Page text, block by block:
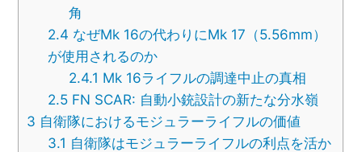
角
2.4 なぜMk 16の代わりにMk 17（5.56mm）
が使用されるのか
2.4.1 Mk 16ライフルの調達中止の真相
2.5 FN SCAR: 自動小銃設計の新たな分水嶺
3 自衛隊におけるモジュラーライフルの価値
3.1 自衛隊はモジュラーライフルの利点を活か